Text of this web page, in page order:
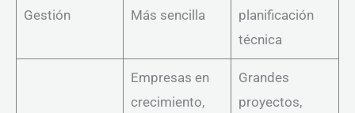
Gestión Más sencilla
planificación
técnica
Empresas en
crecimiento,
Grandes
proyectos,